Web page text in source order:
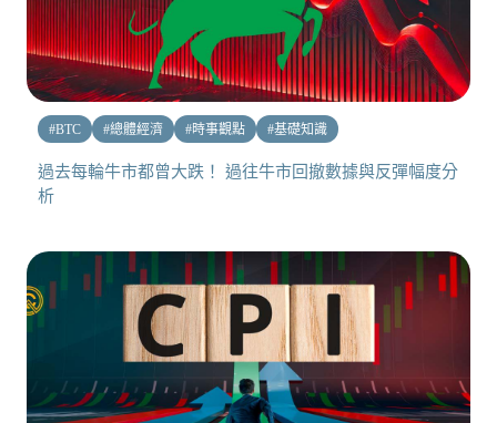
#BTC #總體經濟 #時事觀點 #基礎知識
過去每輪牛市都曾大跌！ 過往牛市回撤數據與反彈幅度分
析